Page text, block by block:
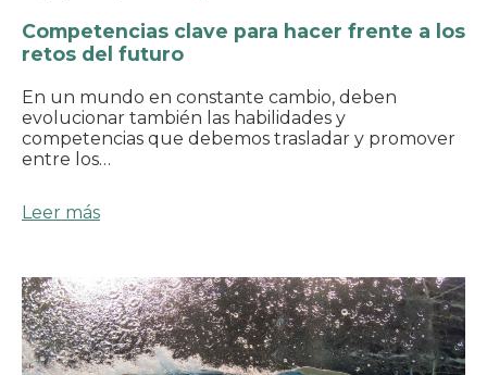
Competencias clave para hacer frente a los
retos del futuro
En un mundo en constante cambio, deben
evolucionar también las habilidades y
competencias que debemos trasladar y promover
entre los…
Leer más